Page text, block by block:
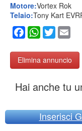
Motore:Vortex Rok
Telaio:Tony Kart
Facebook
WhatsApp
Twitter
Elimina annuncio
Hai anche tu
Inserisci